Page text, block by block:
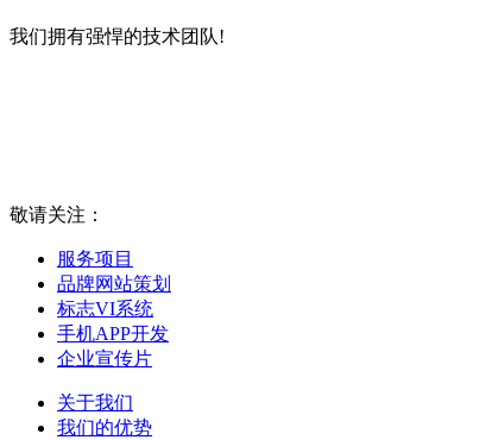
我们拥有强悍的技术团队!
敬请关注：
服务项目
品牌网站策划
标志VI系统
手机APP开发
企业宣传片
关于我们
我们的优势